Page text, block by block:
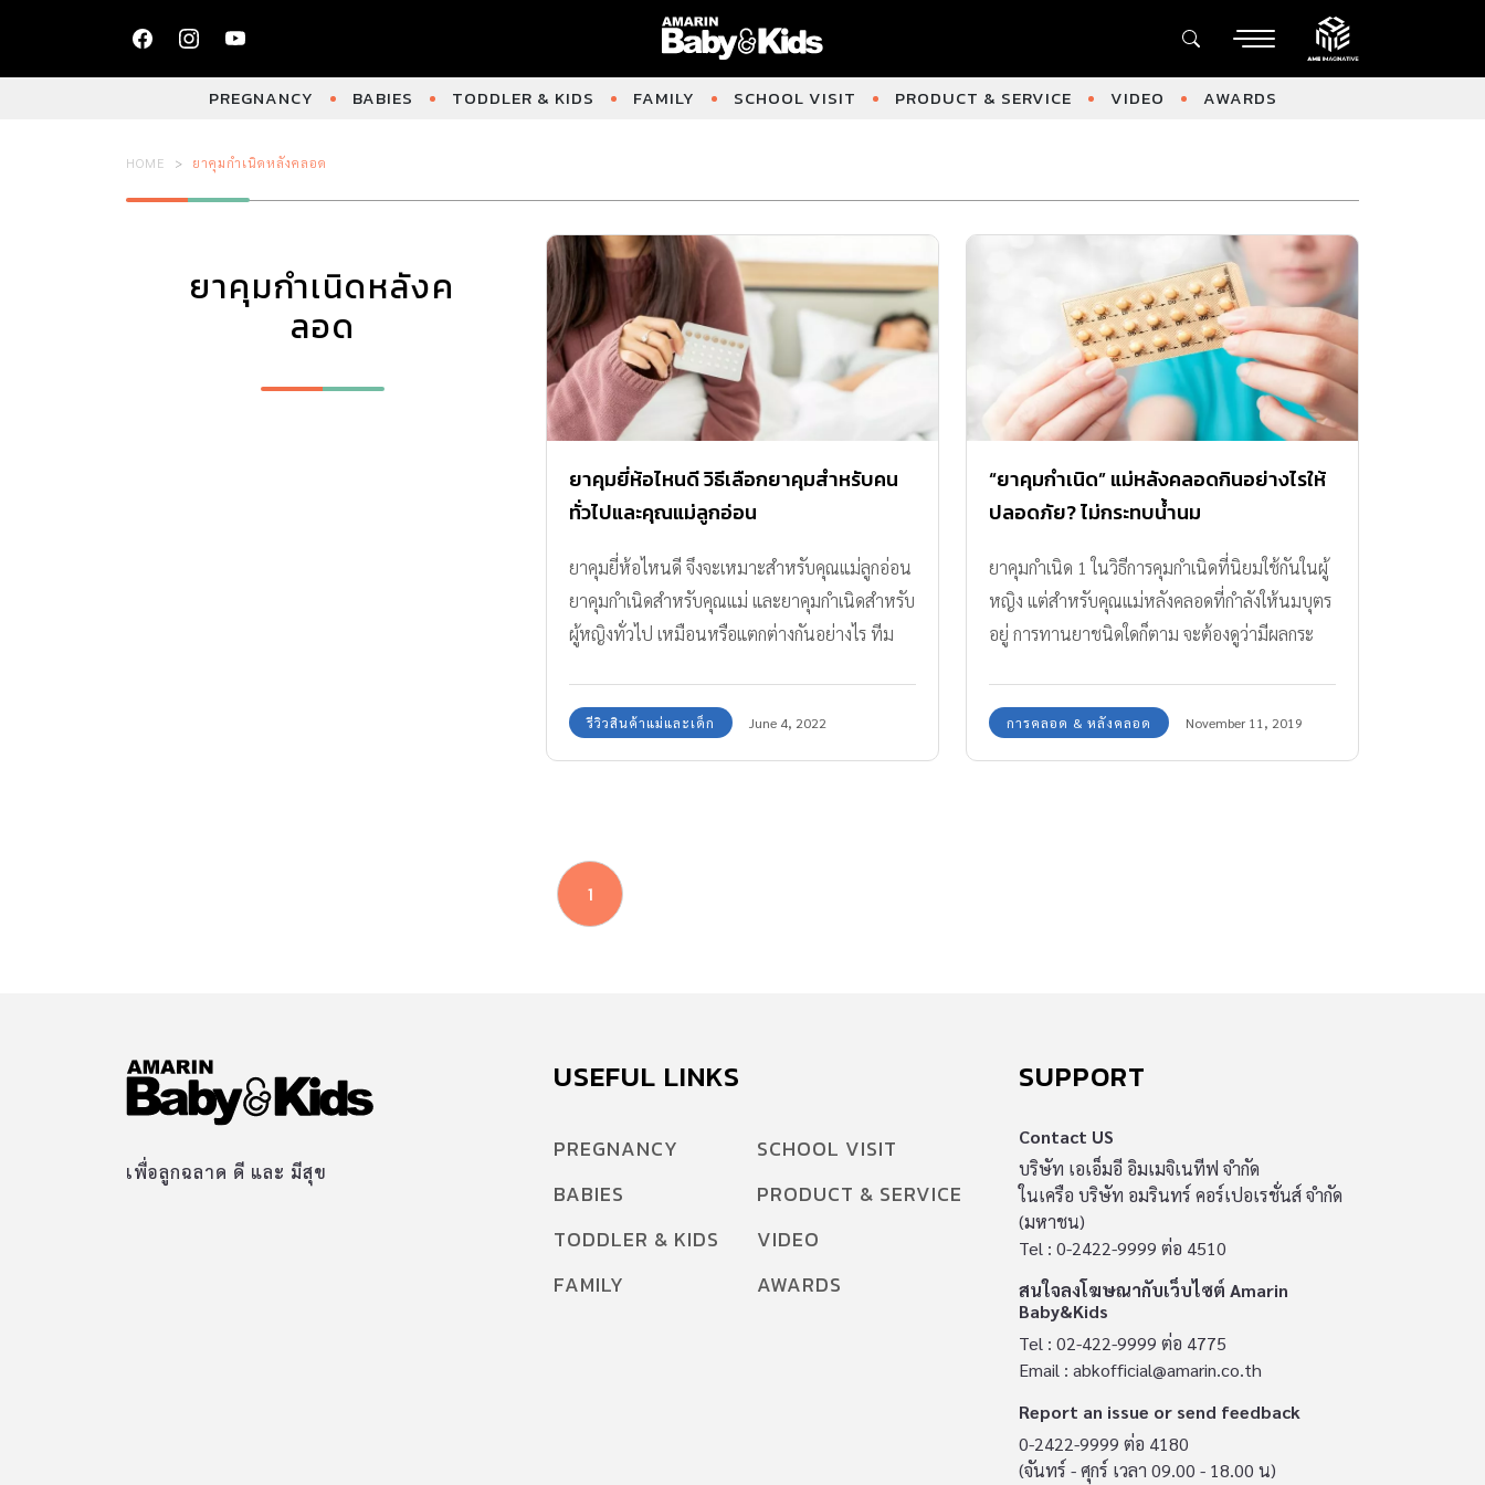
PREGNANCY BABIES TODDLER & KIDS FAMILY SCHOOL VISIT PRODUCT & SERVICE VIDEO AWARDS
HOME ยาคุมกำเนิดหลังคลอด
ยาคุมกำเนิดหลังค
ลอด
ยาคุมยี่ห้อไหนดี วิธีเลือกยาคุมสำหรับคน
ทั่วไปและคุณแม่ลูกอ่อน
ยาคุมยี่ห้อไหนดี จึงจะเหมาะสำหรับคุณแม่ลูกอ่อน
ยาคุมกำเนิดสำหรับคุณแม่ และยาคุมกำเนิดสำหรับ
ผู้หญิงทั่วไป เหมือนหรือแตกต่างกันอย่างไร ทีม
รีวิวสินค้าแม่และเด็ก June 4, 2022
“ยาคุมกำเนิด” แม่หลังคลอดกินอย่างไรให้
ปลอดภัย? ไม่กระทบน้ำนม
ยาคุมกำเนิด 1 ในวิธีการคุมกำเนิดที่นิยมใช้กันในผู้
หญิง แต่สำหรับคุณแม่หลังคลอดที่กำลังให้นมบุตร
อยู่ การทานยาชนิดใดก็ตาม จะต้องดูว่ามีผลกระ
การคลอด & หลังคลอด November 11, 2019
1
เพื่อลูกฉลาด ดี และ มีสุข
USEFUL LINKS
PREGNANCY
BABIES
TODDLER & KIDS
FAMILY
SCHOOL VISIT
PRODUCT & SERVICE
VIDEO
AWARDS
SUPPORT
Contact US
บริษัท เอเอ็มอี อิมเมจิเนทีฟ จำกัด
ในเครือ บริษัท อมรินทร์ คอร์เปอเรชั่นส์ จำกัด
(มหาชน)
Tel : 0-2422-9999 ต่อ 4510
สนใจลงโฆษณากับเว็บไซต์ Amarin
Baby&Kids
Tel : 02-422-9999 ต่อ 4775
Email : abkofficial@amarin.co.th
Report an issue or send feedback
0-2422-9999 ต่อ 4180
(จันทร์ - ศุกร์ เวลา 09.00 - 18.00 น)